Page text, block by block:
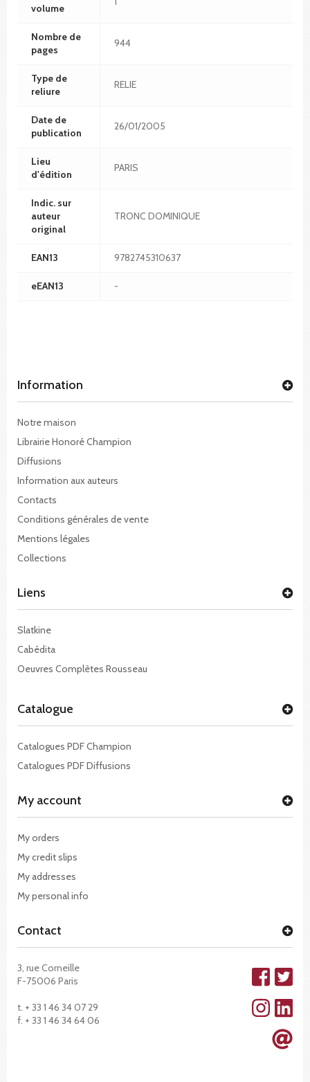
volume
Nombre de
pages
944
Type de
reliure
RELIE
Date de
publication
26/01/2005
Lieu
d'édition
PARIS
Indic. sur
auteur
original
TRONC DOMINIQUE
EAN13 9782745310637
eEAN13 -
Information
Notre maison
Librairie Honoré Champion
Diffusions
Information aux auteurs
Contacts
Conditions générales de vente
Mentions légales
Collections
Liens
Slatkine
Cabédita
Oeuvres Complètes Rousseau
Catalogue
Catalogues PDF Champion
Catalogues PDF Diffusions
My account
My orders
My credit slips
My addresses
My personal info
Contact
3, rue Corneille
F-75006 Paris
t. + 33 1 46 34 07 29
f. + 33 1 46 34 64 06